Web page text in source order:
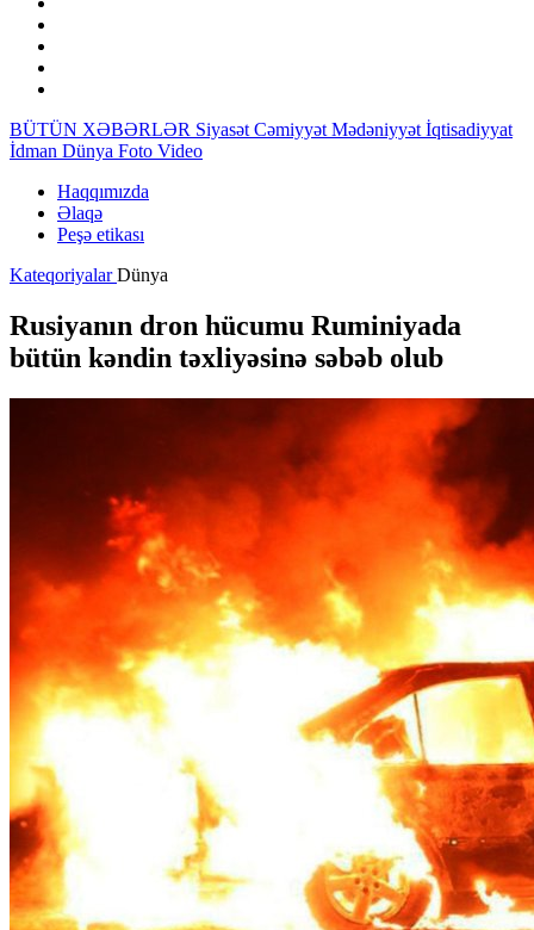
BÜTÜN XƏBƏRLƏR Siyasət Cəmiyyət Mədəniyyət İqtisadiyyat
İdman Dünya Foto Video
Haqqımızda
Əlaqə
Peşə etikası
KateqoriyalarDünya
Rusiyanın dron hücumu Ruminiyada
bütün kəndin təxliyəsinə səbəb olub